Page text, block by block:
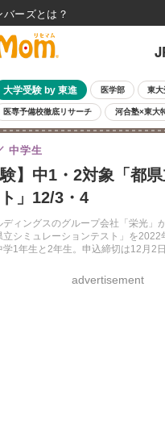
大学受験 by 東進 医学部 東大
医専予備校徹底リサーチ 河合塾×東大
学選び 高校受験 中学受験
夏休み
・WS 全国公立高校 過去問 人気
学生向け） 自由研究教材（中学生向
験】中1・2対象「都
」12/3・4
ィングスのグループ会社「栄光」
立シミュレーションテスト」を
1年生と2年生。申込締切は12月2
中学生
advertisement
バーズ